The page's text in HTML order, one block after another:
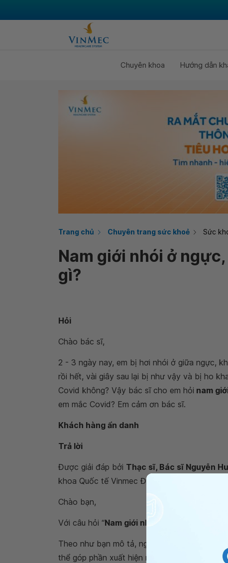
Chuyên khoa Hướng dẫn
Trang chủ Chuyên trang sức khoẻ Sức
Nam giới nhói ở
gì?
Hỏi
Chào bác sĩ,
2 - 3 ngày nay, em bị hơi nhói ở giữa ngực,
rồi hết, vài giây sau lại bị như vậy và bị ho
Covid không? Vậy bác sĩ cho em hỏi nam
em mắc Covid? Em cảm ơn bác sĩ.
Khách hàng ẩn danh
Trả lời
Được giải đáp bởi Thạc sĩ, Bác sĩ Nguyễn
khoa Quốc tế Vinmec Đà Nẵng.
Chào bạn,
Với câu hỏi “Nam giới nhói ở ngực, ho khan
Theo như bạn mô tả, nguyên nhân có thể
thể góp phần xuất hiện nhói ngực. Còn do